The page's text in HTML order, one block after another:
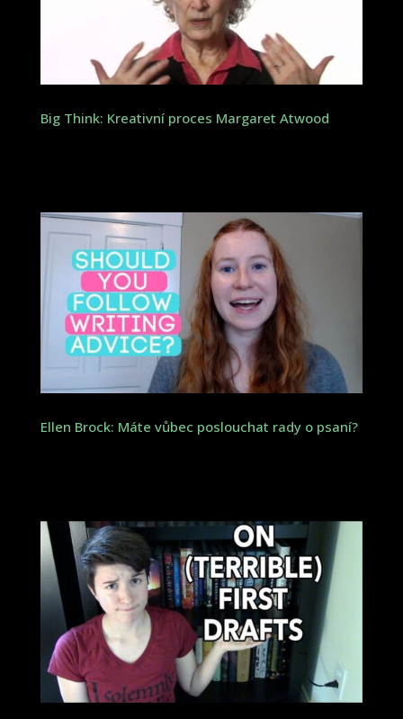
Big Think: Kreativní proces Margaret Atwood
Ellen Brock: Máte vůbec poslouchat rady o psaní?